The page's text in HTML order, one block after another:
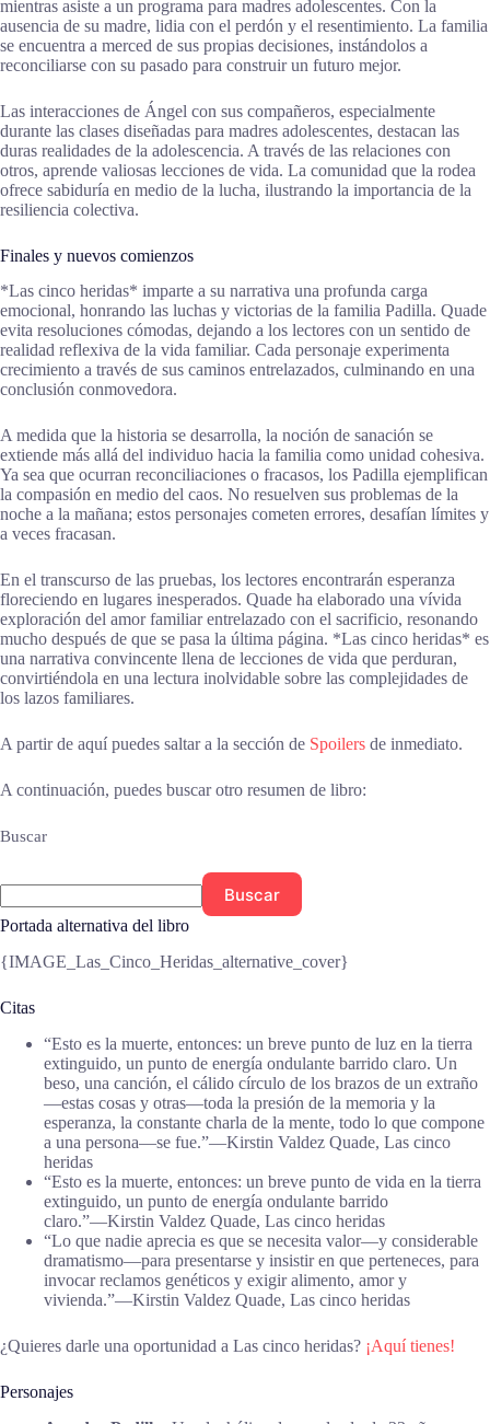
mientras asiste a un programa para madres adolescentes. Con la
ausencia de su madre, lidia con el perdón y el resentimiento. La familia
se encuentra a merced de sus propias decisiones, instándolos a
reconciliarse con su pasado para construir un futuro mejor.
Las interacciones de Ángel con sus compañeros, especialmente
durante las clases diseñadas para madres adolescentes, destacan las
duras realidades de la adolescencia. A través de las relaciones con
otros, aprende valiosas lecciones de vida. La comunidad que la rodea
ofrece sabiduría en medio de la lucha, ilustrando la importancia de la
resiliencia colectiva.
Finales y nuevos comienzos
*Las cinco heridas* imparte a su narrativa una profunda carga
emocional, honrando las luchas y victorias de la familia Padilla. Quade
evita resoluciones cómodas, dejando a los lectores con un sentido de
realidad reflexiva de la vida familiar. Cada personaje experimenta
crecimiento a través de sus caminos entrelazados, culminando en una
conclusión conmovedora.
A medida que la historia se desarrolla, la noción de sanación se
extiende más allá del individuo hacia la familia como unidad cohesiva.
Ya sea que ocurran reconciliaciones o fracasos, los Padilla ejemplifican
la compasión en medio del caos. No resuelven sus problemas de la
noche a la mañana; estos personajes cometen errores, desafían límites y
a veces fracasan.
En el transcurso de las pruebas, los lectores encontrarán esperanza
floreciendo en lugares inesperados. Quade ha elaborado una vívida
exploración del amor familiar entrelazado con el sacrificio, resonando
mucho después de que se pasa la última página. *Las cinco heridas* es
una narrativa convincente llena de lecciones de vida que perduran,
convirtiéndola en una lectura inolvidable sobre las complejidades de
los lazos familiares.
A partir de aquí puedes saltar a la sección de Spoilers de inmediato.
A continuación, puedes buscar otro resumen de libro:
Buscar
Buscar
Portada alternativa del libro
{IMAGE_Las_Cinco_Heridas_alternative_cover}
Citas
“Esto es la muerte, entonces: un breve punto de luz en la tierra
extinguido, un punto de energía ondulante barrido claro. Un
beso, una canción, el cálido círculo de los brazos de un extraño
—estas cosas y otras—toda la presión de la memoria y la
esperanza, la constante charla de la mente, todo lo que compone
a una persona—se fue.”―Kirstin Valdez Quade, Las cinco
heridas
“Esto es la muerte, entonces: un breve punto de vida en la tierra
extinguido, un punto de energía ondulante barrido
claro.”―Kirstin Valdez Quade, Las cinco heridas
“Lo que nadie aprecia es que se necesita valor—y considerable
dramatismo—para presentarse y insistir en que perteneces, para
invocar reclamos genéticos y exigir alimento, amor y
vivienda.”―Kirstin Valdez Quade, Las cinco heridas
¿Quieres darle una oportunidad a Las cinco heridas? ¡Aquí tienes!
Personajes